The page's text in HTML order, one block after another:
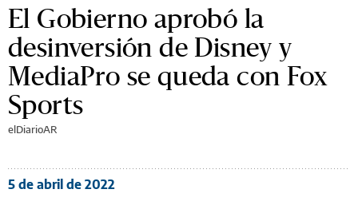
El Gobierno aprobó la
desinversión de Disney y
MediaPro se queda con Fox
Sports
elDiarioAR
5 de abril de 2022